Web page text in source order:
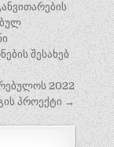
შესახებ
2022
პროექტი →